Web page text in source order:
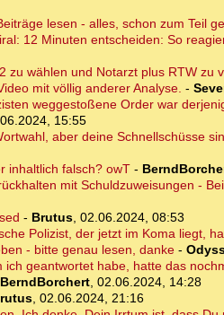
lesen - alles, schon zum Teil
12 Minuten entscheiden: So
zu wählen und Notarzt plus RTW zu
mit völlig anderer Analyse. -
weggestoßene Order war
15:55
aber deine Schnellschüsse
inhaltlich falsch? owT-
mit Schuldzuweisungen -
- Brutus, 02.06.2024, 08:53
Polizist, der jetzt im Koma liegt,
- bitte genau lesen, danke-
ich geantwortet habe, hatte das
BerndBorchert, 02.06.2024, 14:28
, 02.06.2024, 21:16